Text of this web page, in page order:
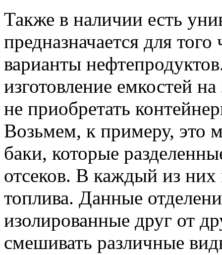
Также в наличии есть
предназначается для
варианты
изготовление емкостей
не приобретать
Возьмем, к примеру, это
баки, которые
отсеков. В каждый из
топлива. Данные
изолированные друг от
смешивать различные